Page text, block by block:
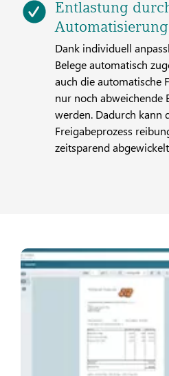
Entlastung
Automatisierung
Dank individuell
Belege automatisch
auch die automatische
nur noch abweichende
werden. Dadurch kann
Freigabeprozess
zeitsparend